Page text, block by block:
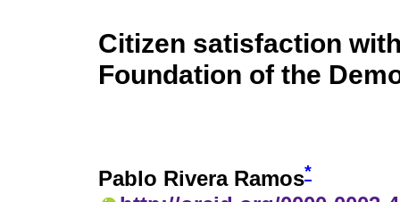
Citizen satisfaction
Foundation of the
Pablo Rivera Ramos*